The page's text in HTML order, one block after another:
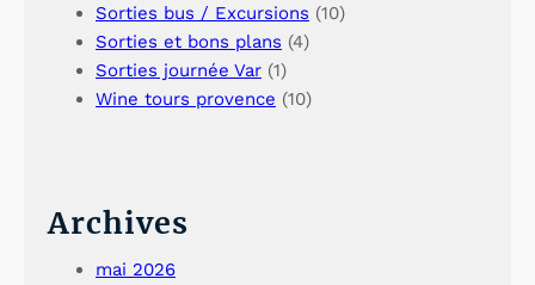
Sorties bus / Excursions (10)
Sorties et bons plans (4)
Sorties journée Var (1)
Wine tours provence (10)
Archives
mai 2026